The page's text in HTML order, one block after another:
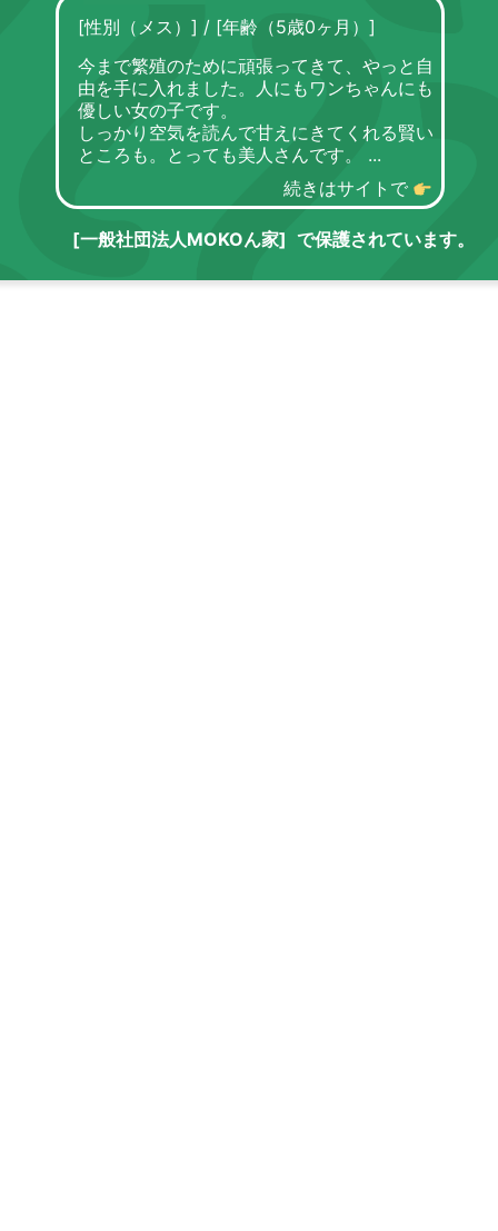
[性別（メス）] / [年齢（5歳0ヶ月）]
今まで繁殖のために頑張ってきて、やっと自
由を手に入れました。人にもワンちゃんにも
優しい女の子です。
しっかり空気を読んで甘えにきてくれる賢い
ところも。とっても美人さんです。
続きはサイトで
[一般社団法人MOKOん家] で保護されています。